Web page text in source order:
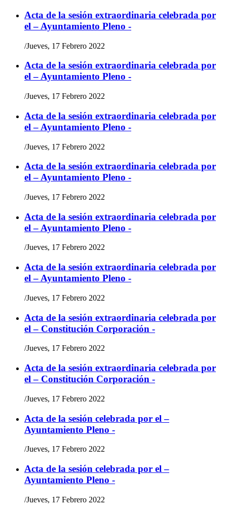
Acta de la sesión extraordinaria celebrada por
el – Ayuntamiento Pleno -
/Jueves, 17 Febrero 2022
Acta de la sesión extraordinaria celebrada por
el – Ayuntamiento Pleno -
/Jueves, 17 Febrero 2022
Acta de la sesión extraordinaria celebrada por
el – Ayuntamiento Pleno -
/Jueves, 17 Febrero 2022
Acta de la sesión extraordinaria celebrada por
el – Ayuntamiento Pleno -
/Jueves, 17 Febrero 2022
Acta de la sesión extraordinaria celebrada por
el – Ayuntamiento Pleno -
/Jueves, 17 Febrero 2022
Acta de la sesión extraordinaria celebrada por
el – Ayuntamiento Pleno -
/Jueves, 17 Febrero 2022
Acta de la sesión extraordinaria celebrada por
el – Constitución Corporación -
/Jueves, 17 Febrero 2022
Acta de la sesión extraordinaria celebrada por
el – Constitución Corporación -
/Jueves, 17 Febrero 2022
Acta de la sesión celebrada por el –
Ayuntamiento Pleno -
/Jueves, 17 Febrero 2022
Acta de la sesión celebrada por el –
Ayuntamiento Pleno -
/Jueves, 17 Febrero 2022